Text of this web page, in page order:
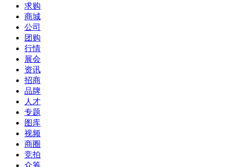
求购
商城
公司
团购
行情
展会
资讯
招商
品牌
人才
专题
图库
视频
商圈
竞拍
众筹